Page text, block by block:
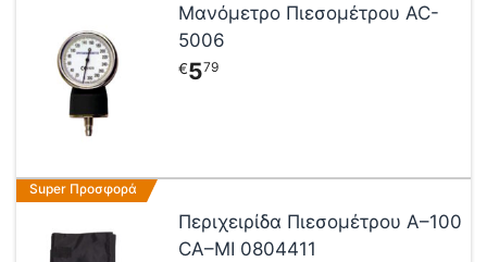
Μανόμετρο Πιεσομέτρου AC-
5006
579
€
Super Προσφορά
Περιχειρίδα Πιεσομέτρου Α–100
CA–MI 0804411